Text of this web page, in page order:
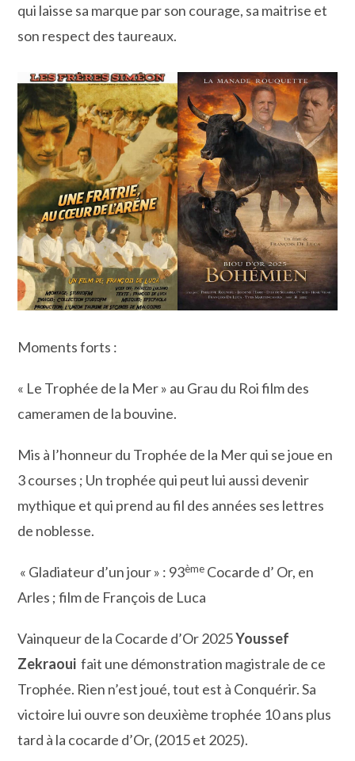
qui laisse sa marque par son courage, sa maitrise et
son respect des taureaux.
Moments forts :
« Le Trophée de la Mer » au Grau du Roi film des
cameramen de la bouvine.
Mis à l’honneur du Trophée de la Mer qui se joue en
3 courses ; Un trophée qui peut lui aussi devenir
mythique et qui prend au fil des années ses lettres
de noblesse.
« Gladiateur d’un jour » : 93ème Cocarde d’ Or, en
Arles ; film de François de Luca
Vainqueur de la Cocarde d’Or 2025Youssef
Zekraoui fait une démonstration magistrale de ce
Trophée. Rien n’est joué, tout est à Conquérir. Sa
victoire lui ouvre son deuxième trophée 10 ans plus
tard à la cocarde d’Or, (2015 et 2025).